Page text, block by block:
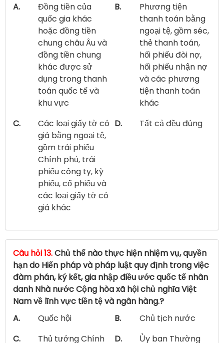
A.
Đồng tiền của
quốc gia khác
hoặc đồng tiền
chung châu Âu và
đồng tiền chung
khác được sử
dụng trong thanh
toán quốc tế và
khu vực
B.
Phương tiện
thanh toán bằng
ngoại tệ, gồm séc,
thẻ thanh toán,
hối phiếu đòi nợ,
hối phiếu nhận nợ
và các phương
tiện thanh toán
khác
C.
Các loại giấy tờ có
giá bằng ngoại tệ,
gồm trái phiếu
Chính phủ, trái
phiếu công ty, kỳ
phiếu, cổ phiếu và
các loại giấy tờ có
giá khác
D. Tất cả đều đúng
Câu hỏi 13.Chủ thể nào thực hiện nhiệm vụ, quyền
hạn do Hiến pháp và pháp luật quy định trong việc
đàm phán, ký kết, gia nhập điều ước quốc tế nhân
danh Nhà nước Cộng hòa xã hội chủ nghĩa Việt
Nam về lĩnh vực tiền tệ và ngân hàng.?
A.
Quốc hội B.
Chủ tịch nước
C.
Thủ tướng Chính
D.
Ủy ban Thường